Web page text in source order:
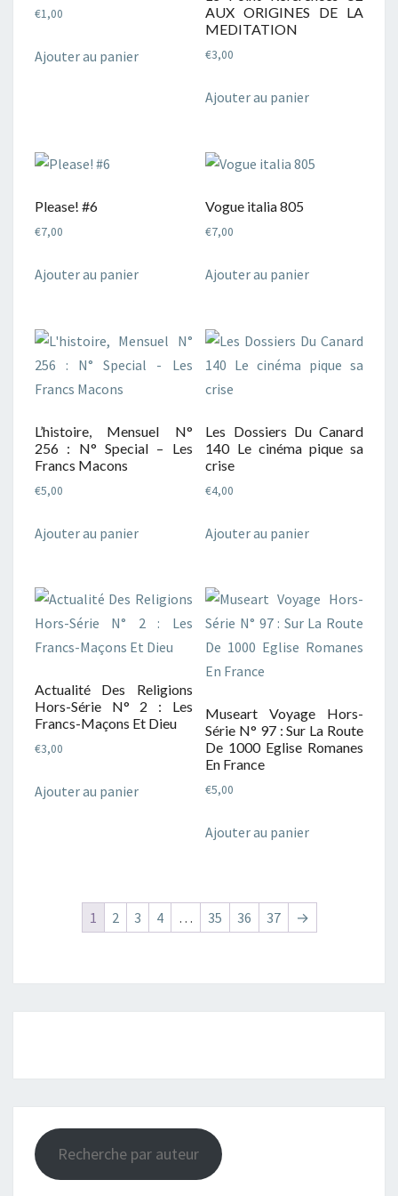
€1,00
Ajouter au panier
AUX ORIGINES DE LA
MEDITATION
€3,00
Ajouter au panier
Please! #6
€7,00
Ajouter au panier
Vogue italia 805
€7,00
Ajouter au panier
L’histoire, Mensuel N°
256 : N° Special – Les
Francs Macons
€5,00
Ajouter au panier
Les Dossiers Du Canard
140 Le cinéma pique sa
crise
€4,00
Ajouter au panier
Actualité Des Religions
Hors-Série N° 2 : Les
Francs-Maçons Et Dieu
€3,00
Ajouter au panier
Museart Voyage Hors-
Série N° 97 : Sur La Route
De 1000 Eglise Romanes
En France
€5,00
Ajouter au panier
1 2 3 4 … 35 36 37 →
Recherche par auteur